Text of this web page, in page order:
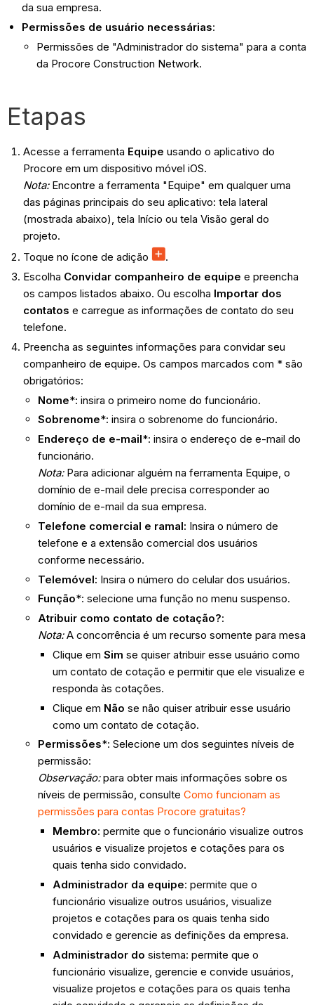
da sua empresa.
Permissões de usuário necessárias:
Permissões de "Administrador do sistema" para a conta
da Procore Construction Network.
Etapas
Acesse a ferramenta Equipe usando o aplicativo do
Procore em um dispositivo móvel iOS.
Nota:Encontre a ferramenta "Equipe" em qualquer uma
das páginas principais do seu aplicativo: tela lateral
(mostrada abaixo), tela Início ou tela Visão geral do
projeto.
Toque no ícone de adição
.
Escolha Convidar companheiro de equipe e preencha
os campos listados abaixo. Ou escolha Importar dos
contatos e carregue as informações de contato do seu
telefone.
Preencha as seguintes informações para convidar seu
companheiro de equipe. Os campos marcados com * são
obrigatórios:
Nome*: insira o primeiro nome do funcionário.
Sobrenome*: insira o sobrenome do funcionário.
Endereço de e-mail*: insira o endereço de e-mail do
funcionário.
Nota: Para adicionar alguém na ferramenta Equipe, o
domínio de e-mail dele precisa corresponder ao
domínio de e-mail da sua empresa.
Telefone comercial e ramal: Insira o número de
telefone e a extensão comercial dos usuários
conforme necessário.
Telemóvel: Insira o número do celular dos usuários.
Função*: selecione uma função no menu suspenso.
Atribuir como contato de cotação?:
Nota:A concorrência é um recurso somente para mesa
Clique em Sim se quiser atribuir esse usuário como
um contato de cotação e permitir que ele visualize e
responda às cotações.
Clique em Não se não quiser atribuir esse usuário
como um contato de cotação.
Permissões*: Selecione um dos seguintes níveis de
permissão:
Observação:para obter mais informações sobre os
níveis de permissão, consulte Como funcionam as
permissões para contas Procore gratuitas?
Membro: permite que o funcionário visualize outros
usuários e visualize projetos e cotações para os
quais tenha sido convidado.
Administrador da equipe: permite que o
funcionário visualize outros usuários, visualize
projetos e cotações para os quais tenha sido
convidado e gerencie as definições da empresa.
Administrador do sistema: permite que o
funcionário visualize, gerencie e convide usuários,
visualize projetos e cotações para os quais tenha